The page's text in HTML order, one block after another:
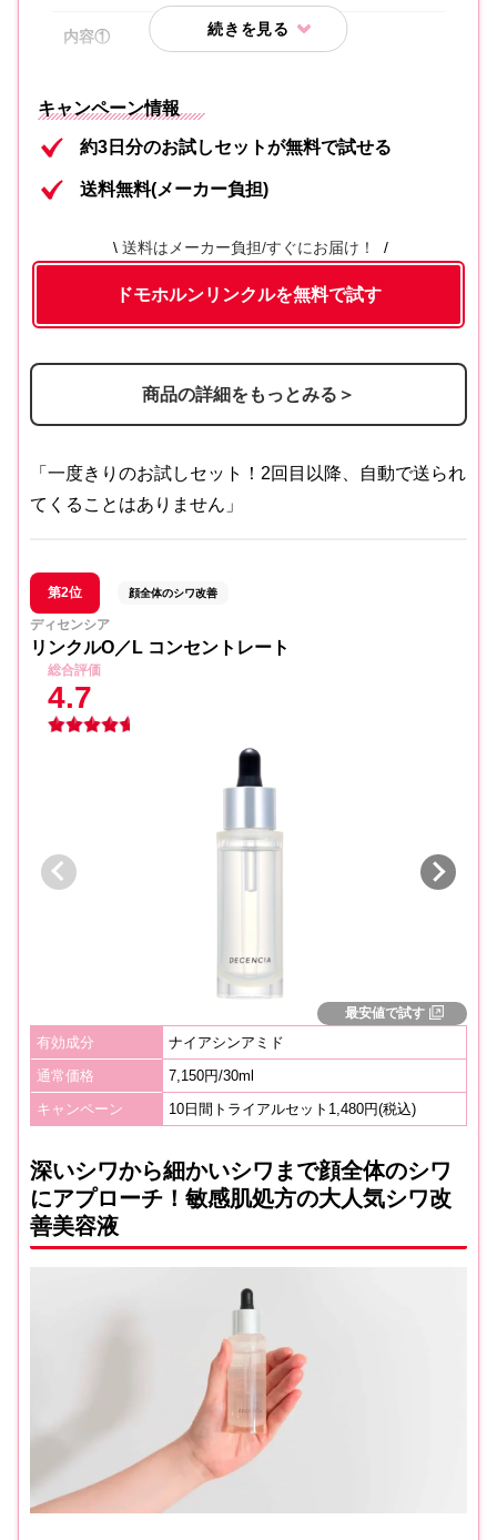
内容①
内容②
ホルンリンクル 薬用美容液c）
内容③
ホルンリンクル 薬用クリームd）
保護乳液
キャンペーン情報
約3日分のお試しセットが無料で試せる
送料無料(メーカー負担)
送料はメーカー負担/すぐにお届け！
ドモホルンリンクルを無料で試す
商品の詳細をもっとみる＞
「一度きりのお試しセット！2回目以降、自動で送られ
てくることはありません」
第2位 顔全体のシワ改善
ディセンシア
リンクルO／L コンセントレート
総合評価
4.7
最安値で試す
有効成分
ナイアシンアミド
通常価格
7,150円/30ml
キャンペーン
10日間トライアルセット1,480円(税込)
深いシワから細かいシワまで顔全体のシワ
にアプローチ！敏感肌処方の大人気シワ改
善美容液